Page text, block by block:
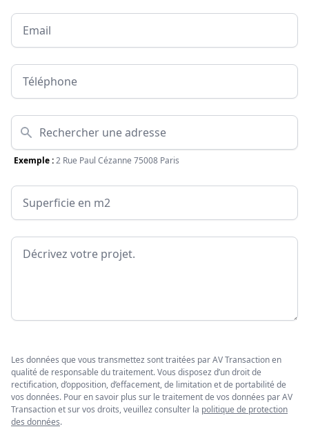
Email
Téléphone
Adresse
Exemple :2 Rue Paul Cézanne 75008 Paris
Surface
Message
Les données que vous transmettez sont traitées par AV Transaction en
qualité de responsable du traitement. Vous disposez d’un droit de
rectification, d’opposition, d’effacement, de limitation et de portabilité de
vos données. Pour en savoir plus sur le traitement de vos données par AV
Transaction et sur vos droits, veuillez consulter la politique de protection
des données.